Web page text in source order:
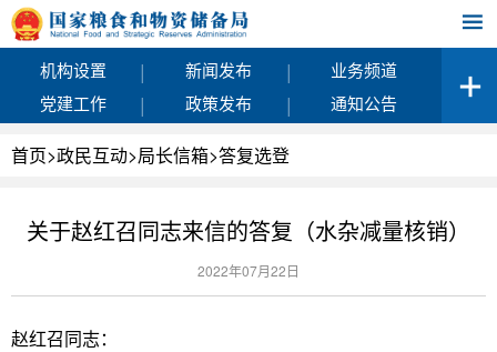
机构设置 | 新闻发布 |
业务频道
党建工作
| 政策发布 | 通知公告
首页>政民互动>局长信箱>答复选登
关于赵红召同志来信的答复（水杂减量核销）
2022年07月22日
赵红召同志：